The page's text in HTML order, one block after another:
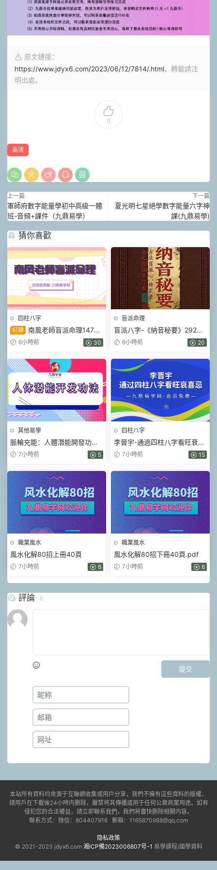
原文鏈接：
https://www.jdyx6.com/2023/06/12/7814/.html，轉載請注
明出處。
0
高清
上一篇
軍師府數字能量學初中高級一體
班-音頻+課件（九鼎易學）
下一篇
夏光明七星絕學數字能量六字神
課(九鼎易學)
猜你喜歡
四柱八字
好課 南風老師盲派命理147集
視頻6小時前 30
盲派命理
盲派八字-《納音秘要》292頁–
A5銅版封皮.pdf
6小時前 20
其他易學
脈輪充能：人體潛能開發功法
開啓三眼松果體密訓課 視頻2
7小時前 5
四柱八字
李晉宇-通過四柱八字看旺衰喜
忌的獨門絕技 一集視頻
7小時前 15
職業風水
風水化解80招上冊40頁
7小時前 6
職業風水
風水化解80招下冊40頁.pdf
7小時前 6
評論 0
提交
本站所有資料均來源于互聯網收集或用戶分享，我們不擁有這些資料的版權。
請用戶在下載後24小時内删除，嚴禁将其傳播或用于任何公衆商業用途。如有
侵犯您的合法權益，請立即聯系我們，我們将盡快删除相關内容。
聯系方式：微信：804407916 郵箱：1165870988@qq.com
隐私政策
© 2021-2023 jdyx6.com 湘ICP備2023006807号-1 易學課程/國學資料